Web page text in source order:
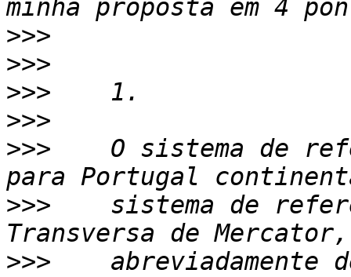
>>>
>>>
>>>
>>>
>>>
O sistema de
>>>
sistema de
>>>
abreviadamente